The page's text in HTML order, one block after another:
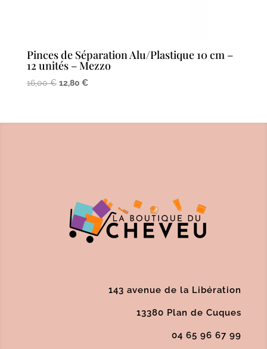
Pinces de Séparation Alu/Plastique 10 cm –
12 unités – Mezzo
16,00€ Le
était :
12,80 €Le
est :
143 avenue de la Libération
13380 Plan de Cuques
04 65 96 67 99